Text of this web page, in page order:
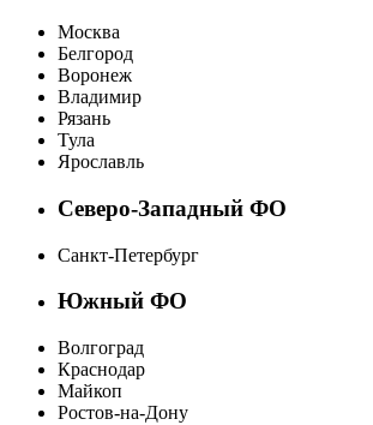
Москва
Белгород
Воронеж
Владимир
Рязань
Тула
Ярославль
Северо-Западный ФО
Санкт-Петербург
Южный ФО
Волгоград
Краснодар
Майкоп
Ростов-на-Дону